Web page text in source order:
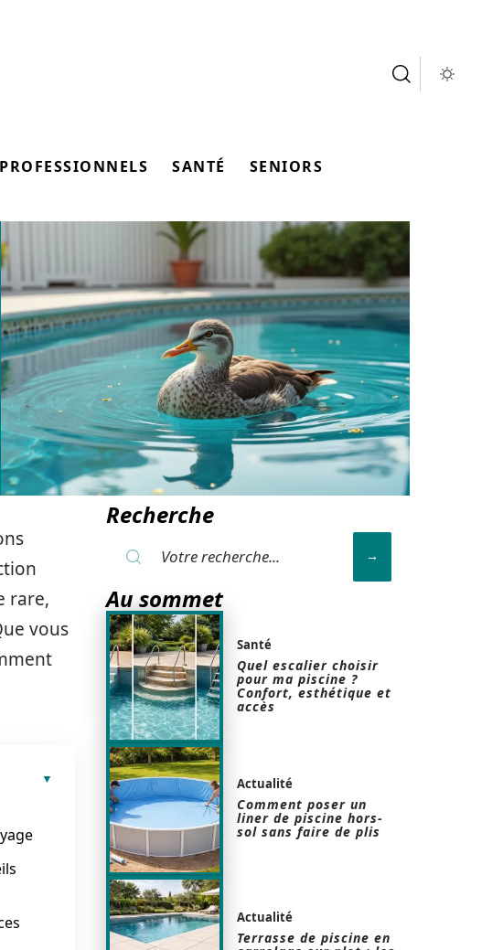
PROFESSIONNELS SANTÉ SENIORS
rare,
vous
Recherche
Au sommet
Santé
Quel escalier choisir
pour ma piscine ?
Confort, esthétique et
accès
Actualité
Comment poser un
liner de piscine hors-
sol sans faire de plis
Actualité
Terrasse de piscine en